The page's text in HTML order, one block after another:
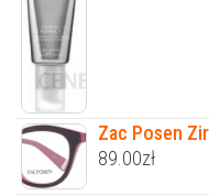
Zac Posen
89.00zł